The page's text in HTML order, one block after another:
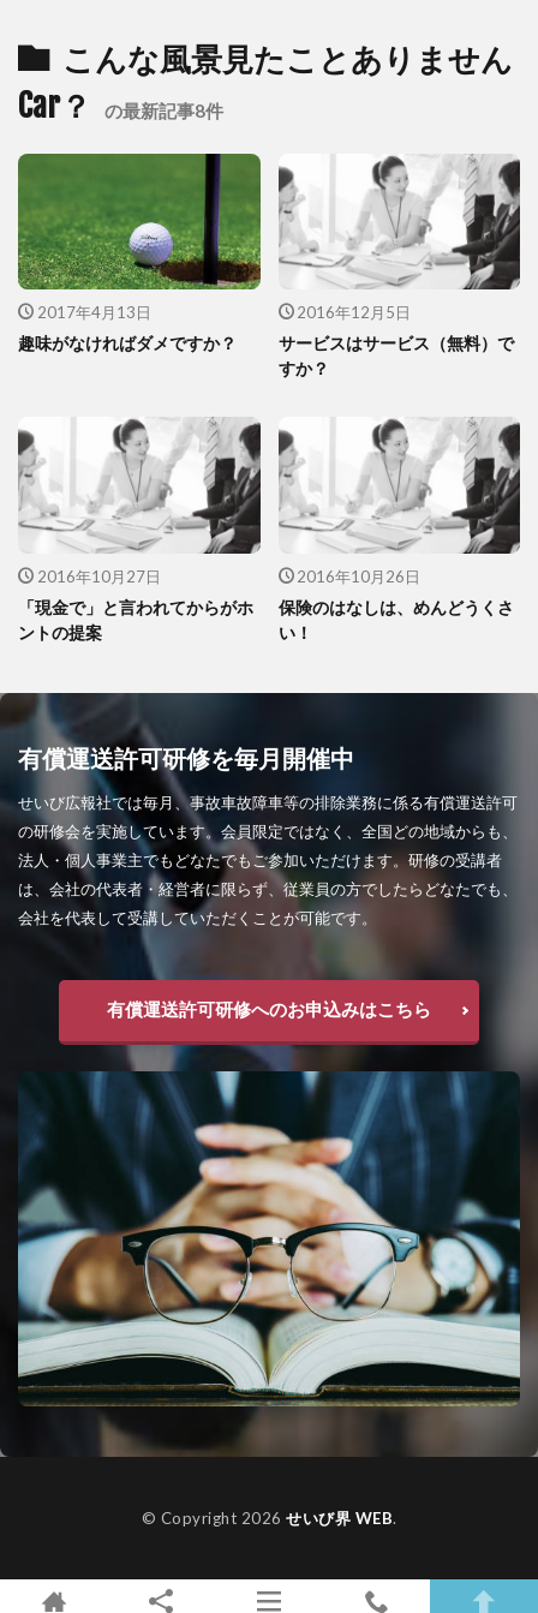
こんな風景見たことありません
Car？
の最新記事8件
2017年4月13日
趣味がなければダメですか？
2016年12月5日
サービスはサービス（無料）で
すか？
2016年10月27日
「現金で」と言われてからがホ
ントの提案
2016年10月26日
保険のはなしは、めんどうくさ
い！
有償運送許可研修を毎月開催中
せいび広報社では毎月、事故車故障車等の排除業務に係る有償運送許可
の研修会を実施しています。会員限定ではなく、全国どの地域からも、
法人・個人事業主でもどなたでもご参加いただけます。研修の受講者
は、会社の代表者・経営者に限らず、従業員の方でしたらどなたでも、
会社を代表して受講していただくことが可能です。
有償運送許可研修へのお申込みはこちら
© Copyright 2026 せいび界 WEB.